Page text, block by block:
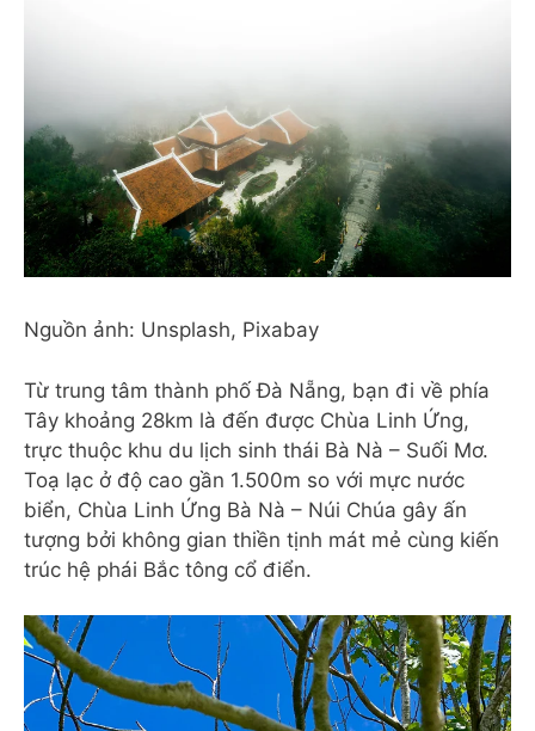
Nguồn ảnh: Unsplash, Pixabay
Từ trung tâm thành phố Đà Nẵng, bạn đi về phía
Tây khoảng 28km là đến được Chùa Linh Ứng,
trực thuộc khu du lịch sinh thái Bà Nà – Suối Mơ.
Toạ lạc ở độ cao gần 1.500m so với mực nước
biển, Chùa Linh Ứng Bà Nà – Núi Chúa gây ấn
tượng bởi không gian thiền tịnh mát mẻ cùng kiến
trúc hệ phái Bắc tông cổ điển.